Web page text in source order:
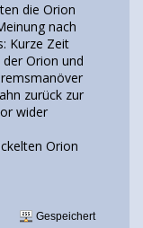
die Orion
nach
Kurze Zeit
Orion und
zurück zur
wider
Orion
Gespeichert